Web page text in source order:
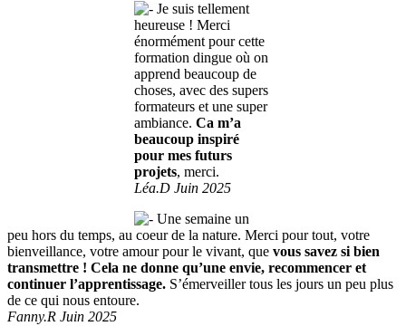
Je suis tellement
heureuse ! Merci
énormément pour cette
formation dingue où on
apprend beaucoup de
choses, avec des supers
formateurs et une super
ambiance. Ca m’a
beaucoup inspiré
pour mes futurs
projets, merci.
Léa.D Juin 2025
Une semaine un
peu hors du temps, au coeur de la nature. Merci pour tout, votre
bienveillance, votre amour pour le vivant, que vous savez si bien
transmettre ! Cela ne donne qu’une envie, recommencer et
continuer l’apprentissage. S’émerveiller tous les jours un peu plus
de ce qui nous entoure.
Fanny.R Juin 2025